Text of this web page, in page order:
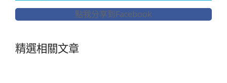
點我分享到Facebook
精選相關文章